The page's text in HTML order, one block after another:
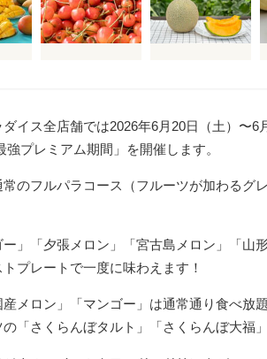
ダイス全店舗では2026年6月20日（土）〜
強プレミアム期間」を開催します。
のフルパラコース（フルーツが加わるグ
ー」「夕張メロン」「宮古島メロン」「山
プレートで一度に味わえます！
産メロン」「マンゴー」は通常通り食べ放
「さくらんぼタルト」「さくらんぼ大福